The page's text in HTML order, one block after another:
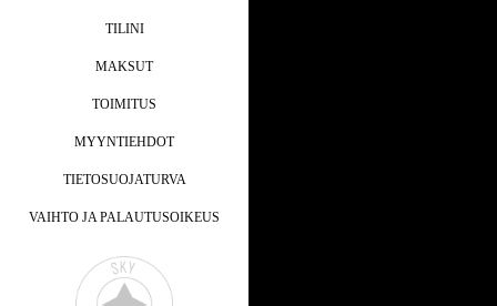
TILINI
MAKSUT
TOIMITUS
MYYNTIEHDOT
TIETOSUOJATURVA
VAIHTO JA PALAUTUSOIKEUS